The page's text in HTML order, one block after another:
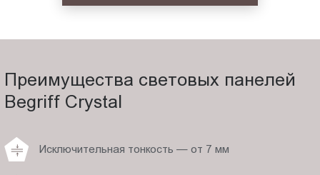
Преимущества световых панелей
Begriff Crystal
Исключительная тонкость — от 7 мм